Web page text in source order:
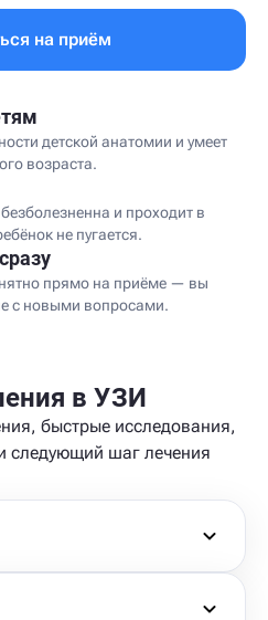
на приём
детской анатомии и умеет
возраста.
и проходит в
не пугается.
прямо на приёме — вы
с новыми вопросами.
в УЗИ
быстрые исследования,
следующий шаг лечения